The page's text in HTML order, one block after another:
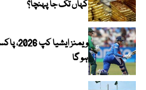
کہاں تک جا پہنچا؟
ویمنز
ہو گا